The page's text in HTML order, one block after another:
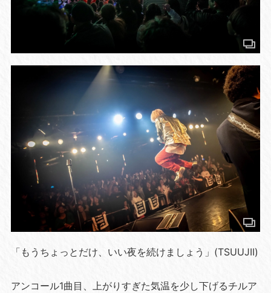
「もうちょっとだけ、いい夜を続けましょう」(TSUUJII)
アンコール1曲目、上がりすぎた気温を少し下げるチルア